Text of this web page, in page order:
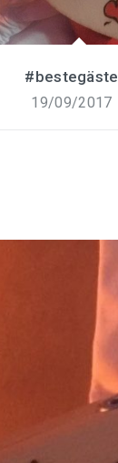
#bestegäste
19/09/2017